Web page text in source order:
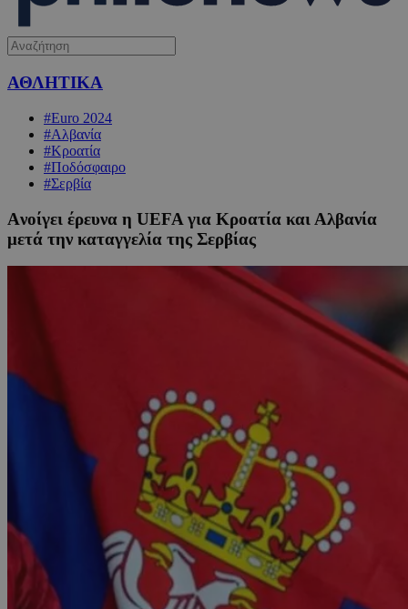
ΑΘΛΗΤΙΚΑ
#Euro 2024
#Αλβανία
#Κροατία
#Ποδόσφαιρο
#Σερβία
Aνοίγει έρευνα η UEFA για Κροατία και Αλβανία
μετά την καταγγελία της Σερβίας